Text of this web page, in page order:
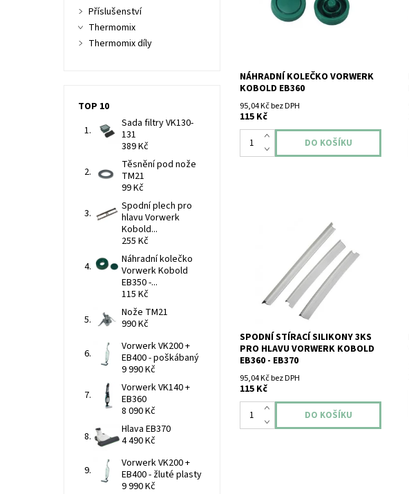
NÁHRADNÍ KOLEČKO VORWERK
KOBOLD EB360
95,04 Kč bez DPH
115 Kč
Spodní stírací silikony 3ks pro
hlavu Vorwerk Kobold EB360 -
SPODNÍ STÍRACÍ SILIKONY 3KS
PRO HLAVU VORWERK KOBOLD
EB360 - EB370
95,04 Kč bez DPH
115 Kč
Příslušenství
Thermomix
Thermomix díly
TOP 10
Sada filtry VK130-
131
389 Kč
Těsnění pod nože
TM21
99 Kč
Spodní plech pro
hlavu Vorwerk
Kobold...
255 Kč
Náhradní kolečko
Vorwerk Kobold
EB350 -...
115 Kč
Nože TM21
990 Kč
Vorwerk VK200 +
EB400 - poškábaný
9 990 Kč
Vorwerk VK140 +
EB360
8 090 Kč
Hlava EB370
4 490 Kč
Vorwerk VK200 +
EB400 - žluté plasty
9 990 Kč